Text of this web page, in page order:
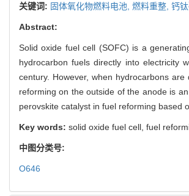
关键词: 固体氧化物燃料电池, 燃料重整, 钙
Abstract:
Solid oxide fuel cell (SOFC) is a
hydrocarbon fuels directly into electricity
century. However, when hydrocarbons
reforming on the outside of the anode is
perovskite catalyst in fuel reforming based
Key words: solid oxide fuel cell, fuel
中图分类号:
O646